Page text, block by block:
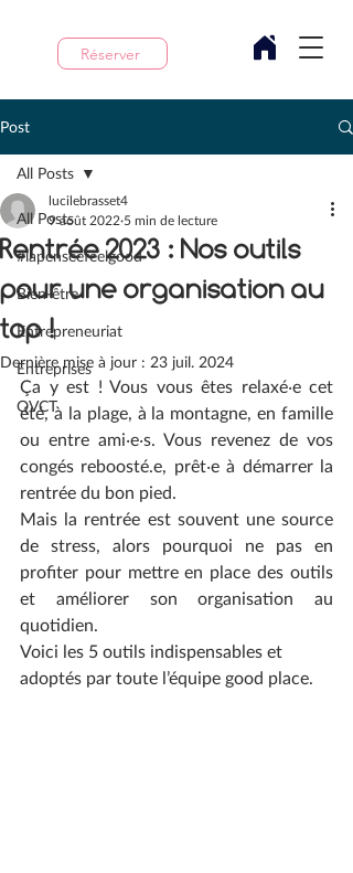
Réserver
Post
All Posts
#lapenseefeelgood
Bien-être
Entrepreneuriat
Entreprises
QVCT
All Posts
Rentrée 2023 : Nos outils
pour une organisation au
top !
lucilebrasset4
9 août 2022 5 min de lecture
Dernière mise à jour : 23 juil. 2024
Ça y est ! Vous vous êtes relaxé‧e cet
été, à la plage, à la montagne, en famille
ou entre ami‧e‧s. Vous revenez de vos
congés reboosté.e, prêt‧e à démarrer la
rentrée du bon pied.
Mais la rentrée est souvent une source
de stress, alors pourquoi ne pas en
profiter pour mettre en place des outils
et améliorer son organisation au
quotidien.
Voici les 5 outils indispensables et
adoptés par toute l’équipe good place.